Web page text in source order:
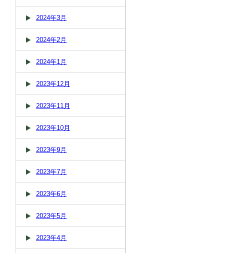
2024年3月
2024年2月
2024年1月
2023年12月
2023年11月
2023年10月
2023年9月
2023年7月
2023年6月
2023年5月
2023年4月